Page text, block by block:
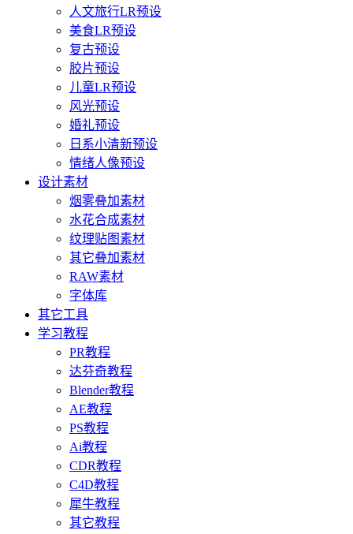
人文旅行LR预设
美食LR预设
复古预设
胶片预设
儿童LR预设
风光预设
婚礼预设
日系小清新预设
情绪人像预设
设计素材
烟雾叠加素材
水花合成素材
纹理贴图素材
其它叠加素材
RAW素材
字体库
其它工具
学习教程
PR教程
达芬奇教程
Blender教程
AE教程
PS教程
Ai教程
CDR教程
C4D教程
犀牛教程
其它教程